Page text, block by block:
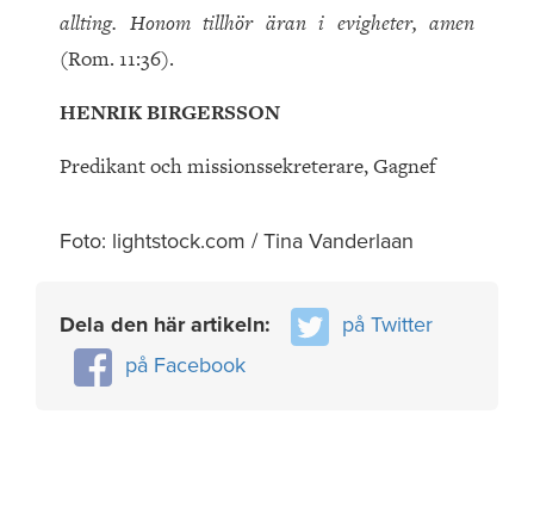
allting. Honom tillhör äran i evigheter, amen
(Rom. 11:36).
HENRIK BIRGERSSON
Predikant och missionssekreterare, Gagnef
Foto: lightstock.com / Tina Vanderlaan
Dela den här artikeln:
på Twitter
på Facebook